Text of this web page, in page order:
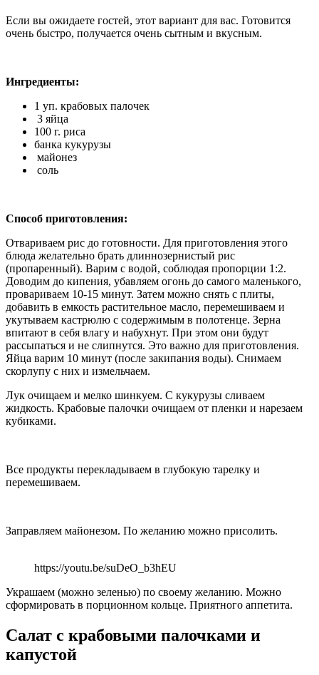
Если вы ожидаете гостей, этот вариант для вас. Готовится
очень быстро, получается очень сытным и вкусным.
Ингредиенты:
1 уп. крабовых палочек
3 яйца
100 г. риса
банка кукурузы
майонез
соль
Способ приготовления:
Отвариваем рис до готовности. Для приготовления этого
блюда желательно брать длиннозернистый рис
(пропаренный). Варим с водой, соблюдая пропорции 1:2.
Доводим до кипения, убавляем огонь до самого маленького,
провариваем 10-15 минут. Затем можно снять с плиты,
добавить в емкость растительное масло, перемешиваем и
укутываем кастрюлю с содержимым в полотенце. Зерна
впитают в себя влагу и набухнут. При этом они будут
рассыпаться и не слипнутся. Это важно для приготовления.
Яйца варим 10 минут (после закипания воды). Снимаем
скорлупу с них и измельчаем.
Лук очищаем и мелко шинкуем. С кукурузы сливаем
жидкость. Крабовые палочки очищаем от пленки и нарезаем
кубиками.
Все продукты перекладываем в глубокую тарелку и
перемешиваем.
Заправляем майонезом. По желанию можно присолить.
https://youtu.be/suDeO_b3hEU
Украшаем (можно зеленью) по своему желанию. Можно
сформировать в порционном кольце. Приятного аппетита.
Салат с крабовыми палочками и
капустой